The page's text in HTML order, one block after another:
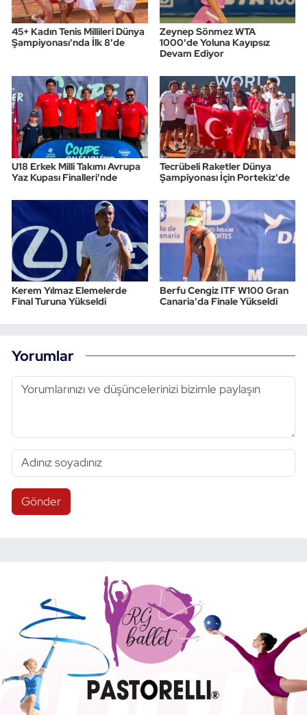
45+ Kadın Tenis Millileri Dünya
Şampiyonası'nda İlk 8'de
Zeynep Sönmez WTA
1000'de Yoluna Kayıpsız
Devam Ediyor
U18 Erkek Milli Takımı Avrupa
Yaz Kupası Finalleri'nde
Tecrübeli Raketler Dünya
Şampiyonası İçin Portekiz'de
Kerem Yılmaz Elemelerde
Final Turuna Yükseldi
Berfu Cengiz ITF W100 Gran
Canaria'da Finale Yükseldi
Yorumlar
Gönder